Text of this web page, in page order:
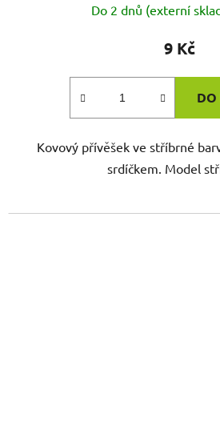
Do 2 dnů (externí
9 Kč
DO
Kovový přívěšek ve stříbrné
srdíčkem. Model